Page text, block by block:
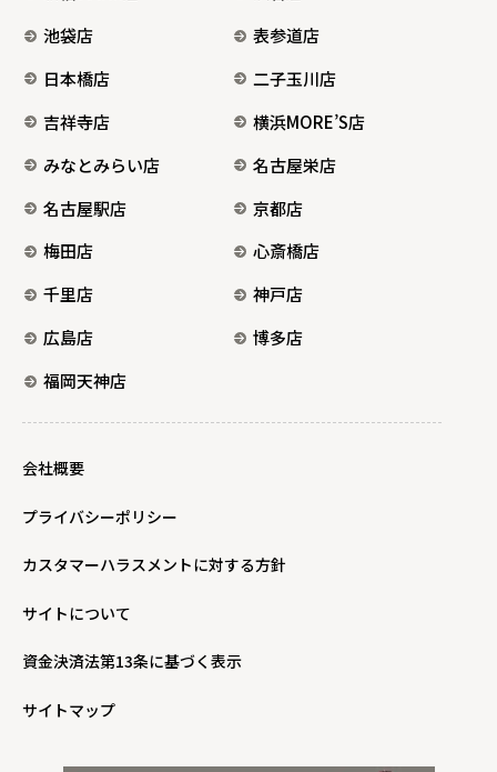
池袋店
表参道店
日本橋店
二子玉川店
吉祥寺店
横浜MORE’S店
みなとみらい店
名古屋栄店
名古屋駅店
京都店
梅田店
心斎橋店
千里店
神戸店
広島店
博多店
福岡天神店
会社概要
プライバシーポリシー
カスタマーハラスメントに対する方針
サイトについて
資金決済法第13条に基づく表示
サイトマップ